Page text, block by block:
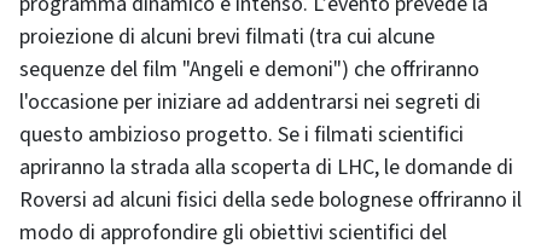
proiezione di alcuni brevi filmati (tra cui alcune
sequenze del film "Angeli e demoni") che offriranno
l'occasione per iniziare ad addentrarsi nei segreti di
questo ambizioso progetto. Se i filmati scientifici
apriranno la strada alla scoperta di LHC, le domande di
Roversi ad alcuni fisici della sede bolognese offriranno il
modo di approfondire gli obiettivi scientifici del